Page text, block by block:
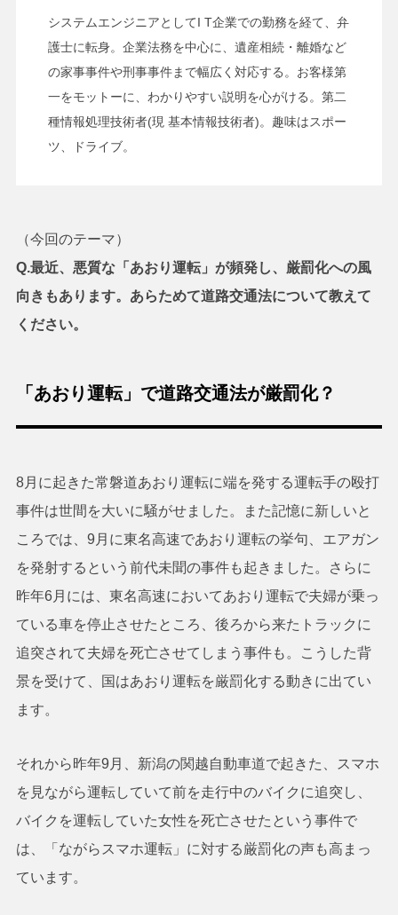
システムエンジニアとしてI T企業での勤務を経て、弁
護士に転身。企業法務を中心に、遺産相続・離婚など
の家事事件や刑事事件まで幅広く対応する。お客様第
一をモットーに、わかりやすい説明を心がける。第二
種情報処理技術者(現 基本情報技術者)。趣味はスポー
ツ、ドライブ。
（今回のテーマ）
Q.最近、悪質な「あおり運転」が頻発し、厳罰化への風
向きもあります。あらためて道路交通法について教えて
ください。
「あおり運転」で道路交通法が厳罰化？
8月に起きた常磐道あおり運転に端を発する運転手の殴打
事件は世間を大いに騒がせました。また記憶に新しいと
ころでは、9月に東名高速であおり運転の挙句、エアガン
を発射するという前代未聞の事件も起きました。さらに
昨年6月には、東名高速においてあおり運転で夫婦が乗っ
ている車を停止させたところ、後ろから来たトラックに
追突されて夫婦を死亡させてしまう事件も。こうした背
景を受けて、国はあおり運転を厳罰化する動きに出てい
ます。
それから昨年9月、新潟の関越自動車道で起きた、スマホ
を見ながら運転していて前を走行中のバイクに追突し、
バイクを運転していた女性を死亡させたという事件で
は、「ながらスマホ運転」に対する厳罰化の声も高まっ
ています。